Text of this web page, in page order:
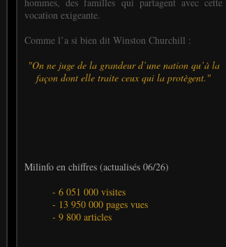
vocation exigeante.
Comme l’a si bien dit Winston Churchill :
"On ne juge de la grandeur d’une nation qu’à la
façon dont elle traite ceux qui la protègent."
Milinfo en chiffres (actualisés 06/26)
- 6 051 000 visites
- 13 950 000 pages vues
- 9 800 articles